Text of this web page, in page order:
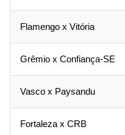
Flamengo x Vitória
Grêmio x Confiança-SE
Vasco x Paysandu
Fortaleza x CRB